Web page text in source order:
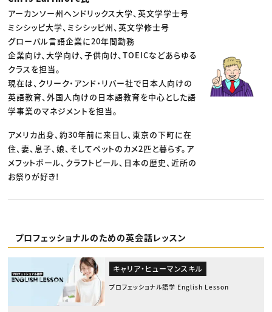
アーカンソー州ヘンドリックス大学、英文学学士号
ミシシッピ大学、ミシシッピ州、英文学修士号
グローバル言語企業に20年間勤務
企業向け、大学向け、子供向け、TOEICなどあらゆる
クラスを担当。
現在は、クリーク・アンド・リバー社で日本人向けの
英語教育、外国人向けの日本語教育を中心とした語
学事業のマネジメントを担当。
アメリカ出身、約30年前に来日し、東京の下町に在
住、妻、息子、娘、そしてペットのカメ2匹と暮らす。ア
メフットボール、クラフトビール、日本の歴史、近所の
お祭りが好き!
プロフェッショナルのための英会話レッスン
キャリア・ヒューマンスキル
プロフェッショナル語学 English Lesson